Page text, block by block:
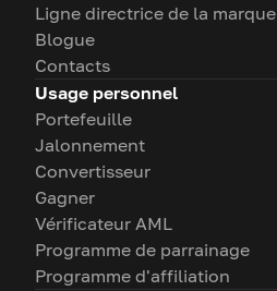
Ligne directrice de la marque
Blogue
Contacts
Usage personnel
Portefeuille
Jalonnement
Convertisseur
Gagner
Vérificateur AML
Programme de parrainage
Programme d'affiliation